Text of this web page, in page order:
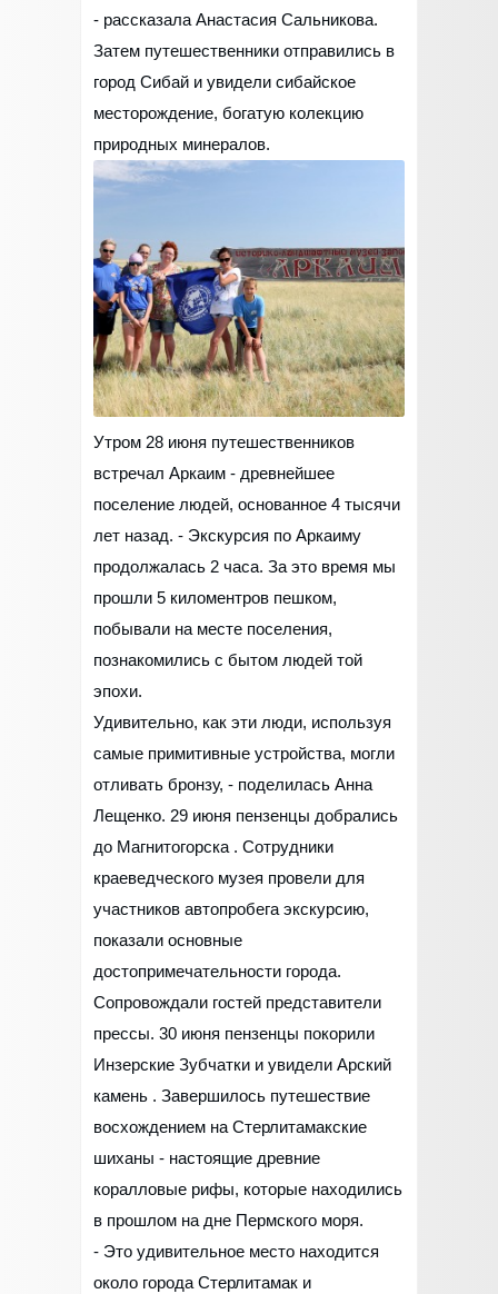
- рассказала Анастасия Сальникова.
Затем путешественники отправились в
город Сибай и увидели сибайское
месторождение, богатую колекцию
природных минералов.
Утром 28 июня путешественников
встречал Аркаим - древнейшее
поселение людей, основанное 4 тысячи
лет назад. - Экскурсия по Аркаиму
продолжалась 2 часа. За это время мы
прошли 5 киломентров пешком,
побывали на месте поселения,
познакомились с бытом людей той
эпохи.
Удивительно, как эти люди, используя
самые примитивные устройства, могли
отливать бронзу, - поделилась Анна
Лещенко. 29 июня пензенцы добрались
до Магнитогорска . Сотрудники
краеведческого музея провели для
участников автопробега экскурсию,
показали основные
достопримечательности города.
Сопровождали гостей представители
прессы. 30 июня пензенцы покорили
Инзерские Зубчатки и увидели Арский
камень . Завершилось путешествие
восхождением на Стерлитамакские
шиханы - настоящие древние
коралловые рифы, которые находились
в прошлом на дне Пермского моря.
- Это удивительное место находится
около города Стерлитамак и